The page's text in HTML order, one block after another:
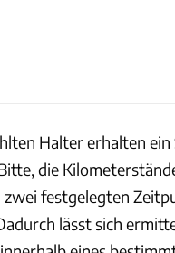
Halter erhalten ein
die
zwei festgelegten
lässt sich